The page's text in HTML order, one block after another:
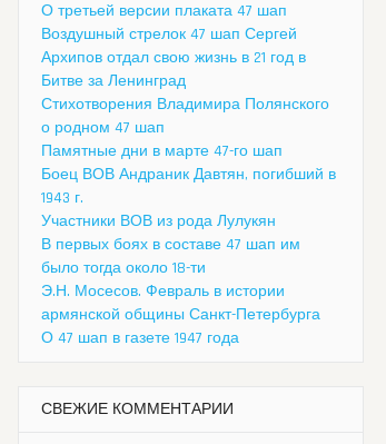
О третьей версии плаката 47 шап
Воздушный стрелок 47 шап Сергей
Архипов отдал свою жизнь в 21 год в
Битве за Ленинград
Стихотворения Владимира Полянского
о родном 47 шап
Памятные дни в марте 47-го шап
Боец ВОВ Андраник Давтян, погибший в
1943 г.
Участники ВОВ из рода Лулукян
В первых боях в составе 47 шап им
было тогда около 18-ти
Э.Н. Мосесов. Февраль в истории
армянской общины Санкт-Петербурга
О 47 шап в газете 1947 года
СВЕЖИЕ КОММЕНТАРИИ